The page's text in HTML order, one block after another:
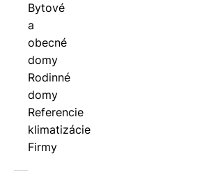
Bytové
a
obecné
domy
Rodinné
domy
Referencie
klimatizácie
Firmy